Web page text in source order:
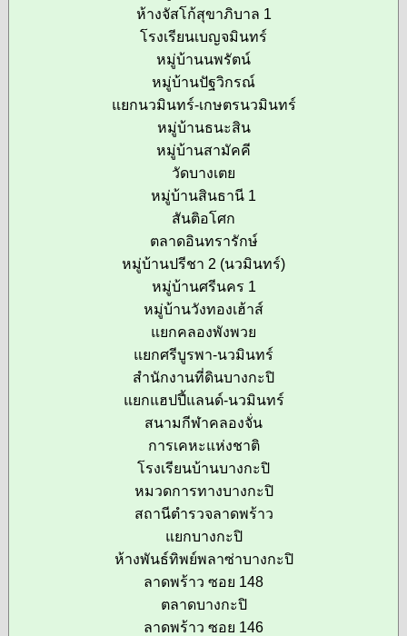
ห้างจัสโก้สุขาภิบาล 1
โรงเรียนเบญจมินทร์
หมู่บ้านนพรัตน์
หมู่บ้านปัฐวิกรณ์
แยกนวมินทร์-เกษตรนวมินทร์
หมู่บ้านธนะสิน
หมู่บ้านสามัคคี
วัดบางเตย
หมู่บ้านสินธานี 1
สันติอโศก
ตลาดอินทรารักษ์
หมู่บ้านปรีชา 2 (นวมินทร์)
หมู่บ้านศรีนคร 1
หมู่บ้านวังทองเฮ้าส์
แยกคลองพังพวย
แยกศรีบูรพา-นวมินทร์
สำนักงานที่ดินบางกะปิ
แยกแฮปปี้แลนด์-นวมินทร์
สนามกีฬาคลองจั่น
การเคหะแห่งชาติ
โรงเรียนบ้านบางกะปิ
หมวดการทางบางกะปิ
สถานีตำรวจลาดพร้าว
แยกบางกะปิ
ห้างพันธ์ทิพย์พลาซ่าบางกะปิ
ลาดพร้าว ซอย 148
ตลาดบางกะปิ
ลาดพร้าว ซอย 146